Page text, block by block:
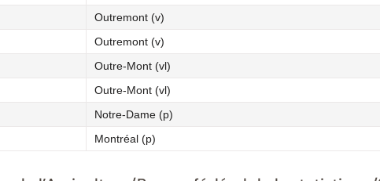
Outremont (v)
Outremont (v)
Outre-Mont (vl)
Outre-Mont (vl)
Notre-Dame (p)
Montréal (p)